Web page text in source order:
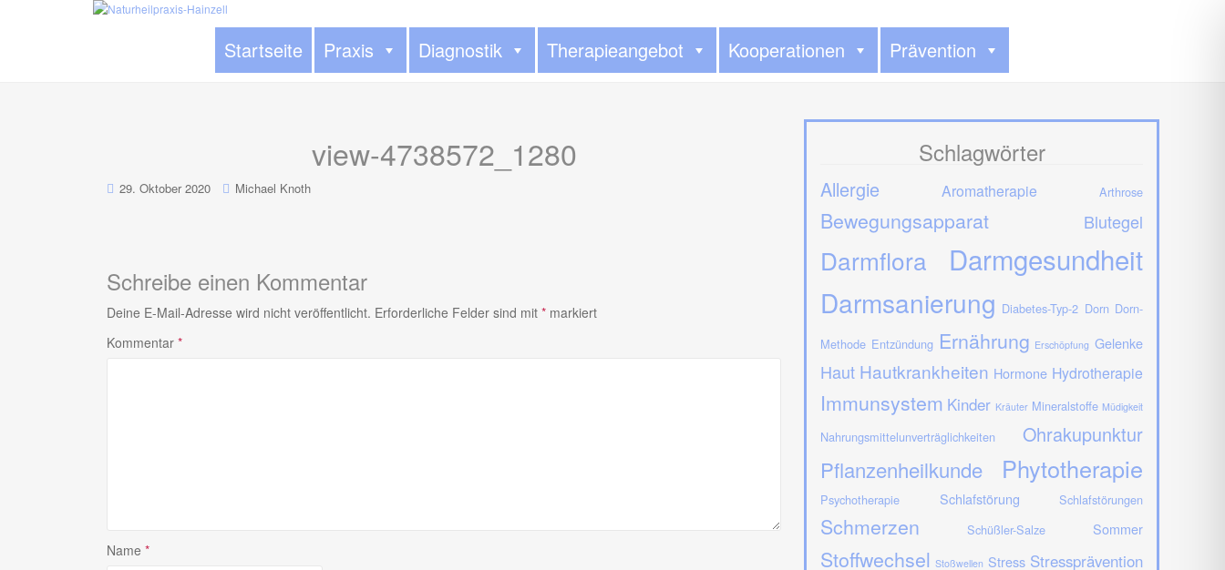
Startseite Praxis Diagnostik Therapieangebot Kooperationen Prävention
view-4738572_1280
29. Oktober 2020 Michael Knoth
Schreibe einen Kommentar
Deine E-Mail-Adresse wird nicht veröffentlicht. Erforderliche Felder sind mit * markiert
Kommentar *
Name *
Schlagwörter
Allergie Aromatherapie Arthrose
Bewegungsapparat Blutegel
Darmflora Darmgesundheit
Darmsanierung Diabetes-Typ-2 Dorn Dorn-
Methode Entzündung Ernährung Erschöpfung Gelenke
Haut Hautkrankheiten Hormone Hydrotherapie
Immunsystem Kinder Kräuter Mineralstoffe Müdigkeit
Nahrungsmittelunverträglichkeiten Ohrakupunktur
Pflanzenheilkunde Phytotherapie
Psychotherapie Schlafstörung Schlafstörungen
Schmerzen Schüßler-Salze Sommer
Stoffwechsel Stoßwellen Stress Stressprävention